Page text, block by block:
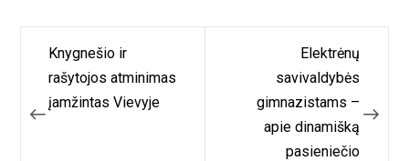
Navigacija
tarp
įrašų
Knygnešio ir
rašytojos atminimas
įamžintas Vievyje
Elektrėnų
savivaldybės
gimnazistams –
apie dinamišką
pasieniečio